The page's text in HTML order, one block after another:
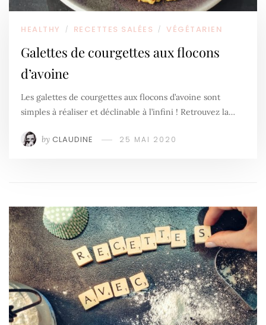
HEALTHY / RECETTES SALÉES / VÉGÉTARIEN
Galettes de courgettes aux flocons
d’avoine
Les galettes de courgettes aux flocons d’avoine sont
simples à réaliser et déclinable à l’infini ! Retrouvez la…
by CLAUDINE 25 MAI 2020